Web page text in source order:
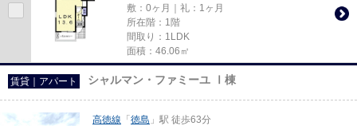
敷：0ヶ月｜礼：1ヶ月
所在階：1階
間取り：1LDK
面積：46.06㎡
賃貸｜アパート シャルマン・ファミーユ Ⅰ棟
高徳線 「 徳島 」駅 徒歩63分